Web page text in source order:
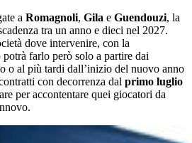
a Romagnoli, Gila e Guendouzi, la
tra un anno e dieci nel 2027.
dove intervenire, con la
potrà farlo però solo a partire dai
o al più tardi dall’inizio del nuovo anno
con decorrenza dal primo luglio
per accontentare quei giocatori da